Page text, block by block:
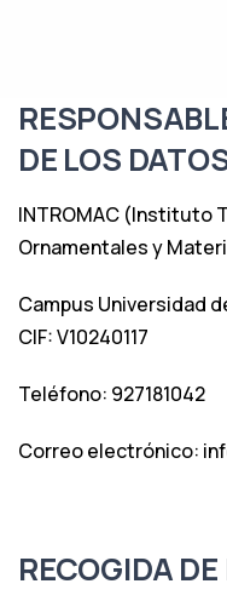
DE LOS
INTROMAC (Instituto
Ornamentales y
Campus Universidad
CIF: V10240117
Teléfono: 927181042
Correo electrónico:
RECOGIDA